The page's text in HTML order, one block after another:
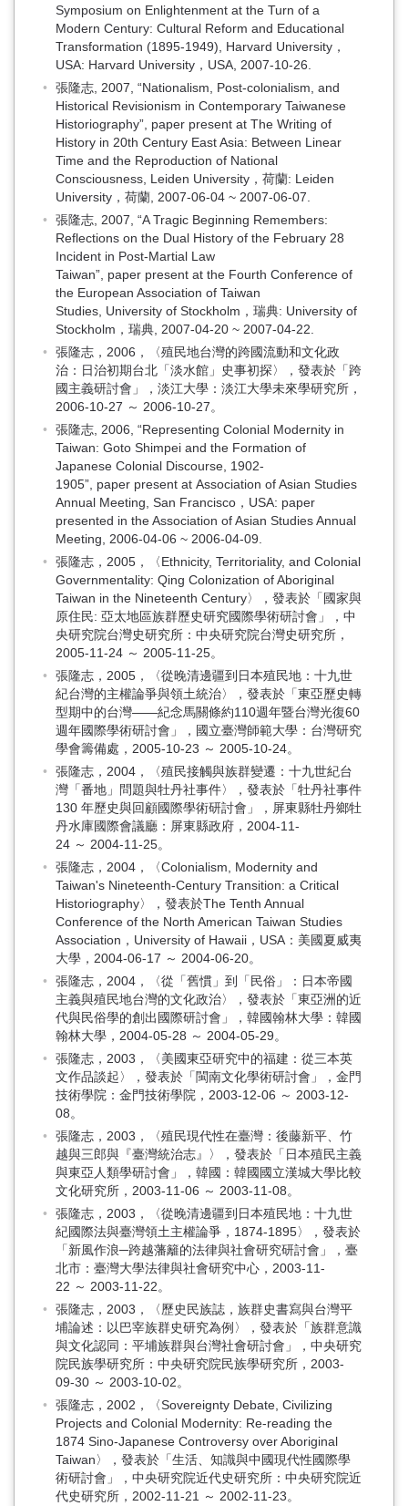
Symposium on Enlightenment at the Turn of a
Modern Century: Cultural Reform and Educational
Transformation (1895-1949), Harvard University，
USA: Harvard University，USA, 2007-10-26.
張隆志, 2007, “Nationalism, Post-colonialism, and
Historical Revisionism in Contemporary Taiwanese
Historiography”, paper present at The Writing of
History in 20th Century East Asia: Between Linear
Time and the Reproduction of National
Consciousness, Leiden University，荷蘭: Leiden
University，荷蘭, 2007-06-04 ~ 2007-06-07.
張隆志, 2007, “A Tragic Beginning Remembers:
Reflections on the Dual History of the February 28
Incident in Post-Martial Law
Taiwan”, paper present at the Fourth Conference of
the European Association of Taiwan
Studies, University of Stockholm，瑞典: University of
Stockholm，瑞典, 2007-04-20 ~ 2007-04-22.
張隆志，2006，〈殖民地台灣的跨國流動和文化政
治：日治初期台北「淡水館」史事初探〉，發表於「跨
國主義研討會」，淡江大學：淡江大學未來學研究所，
2006-10-27 ～ 2006-10-27。
張隆志, 2006, “Representing Colonial Modernity in
Taiwan: Goto Shimpei and the Formation of
Japanese Colonial Discourse, 1902-
1905”, paper present at Association of Asian Studies
Annual Meeting, San Francisco，USA: paper
presented in the Association of Asian Studies Annual
Meeting, 2006-04-06 ~ 2006-04-09.
張隆志，2005，〈Ethnicity, Territoriality, and Colonial
Governmentality: Qing Colonization of Aboriginal
Taiwan in the Nineteenth Century〉，發表於「國家與
原住民: 亞太地區族群歷史研究國際學術研討會」，中
央研究院台灣史研究所：中央研究院台灣史研究所，
2005-11-24 ～ 2005-11-25。
張隆志，2005，〈從晚清邊疆到日本殖民地：十九世
紀台灣的主權論爭與領土統治〉，發表於「東亞歷史轉
型期中的台灣——紀念馬關條約110週年暨台灣光復60
週年國際學術研討會」，國立臺灣師範大學：台灣研究
學會籌備處，2005-10-23 ～ 2005-10-24。
張隆志，2004，〈殖民接觸與族群變遷：十九世紀台
灣「番地」問題與牡丹社事件〉，發表於「牡丹社事件
130 年歷史與回顧國際學術研討會」，屏東縣牡丹鄉牡
丹水庫國際會議廳：屏東縣政府，2004-11-
24 ～ 2004-11-25。
張隆志，2004，〈Colonialism, Modernity and
Taiwan's Nineteenth-Century Transition: a Critical
Historiography〉，發表於The Tenth Annual
Conference of the North American Taiwan Studies
Association，University of Hawaii，USA：美國夏威夷
大學，2004-06-17 ～ 2004-06-20。
張隆志，2004，〈從「舊慣」到「民俗」：日本帝國
主義與殖民地台灣的文化政治〉，發表於「東亞洲的近
代與民俗學的創出國際研討會」，韓國翰林大學：韓國
翰林大學，2004-05-28 ～ 2004-05-29。
張隆志，2003，〈美國東亞研究中的福建：從三本英
文作品談起〉，發表於「閩南文化學術研討會」，金門
技術學院：金門技術學院，2003-12-06 ～ 2003-12-
08。
張隆志，2003，〈殖民現代性在臺灣：後藤新平、竹
越與三郎與『臺灣統治志』〉，發表於「日本殖民主義
與東亞人類學研討會」，韓國：韓國國立漢城大學比較
文化研究所，2003-11-06 ～ 2003-11-08。
張隆志，2003，〈從晚清邊疆到日本殖民地：十九世
紀國際法與臺灣領土主權論爭，1874-1895〉，發表於
「新風作浪─跨越藩籬的法律與社會研究研討會」，臺
北市：臺灣大學法律與社會研究中心，2003-11-
22 ～ 2003-11-22。
張隆志，2003，〈歷史民族誌，族群史書寫與台灣平
埔論述：以巴宰族群史研究為例〉，發表於「族群意識
與文化認同：平埔族群與台灣社會研討會」，中央研究
院民族學研究所：中央研究院民族學研究所，2003-
09-30 ～ 2003-10-02。
張隆志，2002，〈Sovereignty Debate, Civilizing
Projects and Colonial Modernity: Re-reading the
1874 Sino-Japanese Controversy over Aboriginal
Taiwan〉，發表於「生活、知識與中國現代性國際學
術研討會」，中央研究院近代史研究所：中央研究院近
代史研究所，2002-11-21 ～ 2002-11-23。